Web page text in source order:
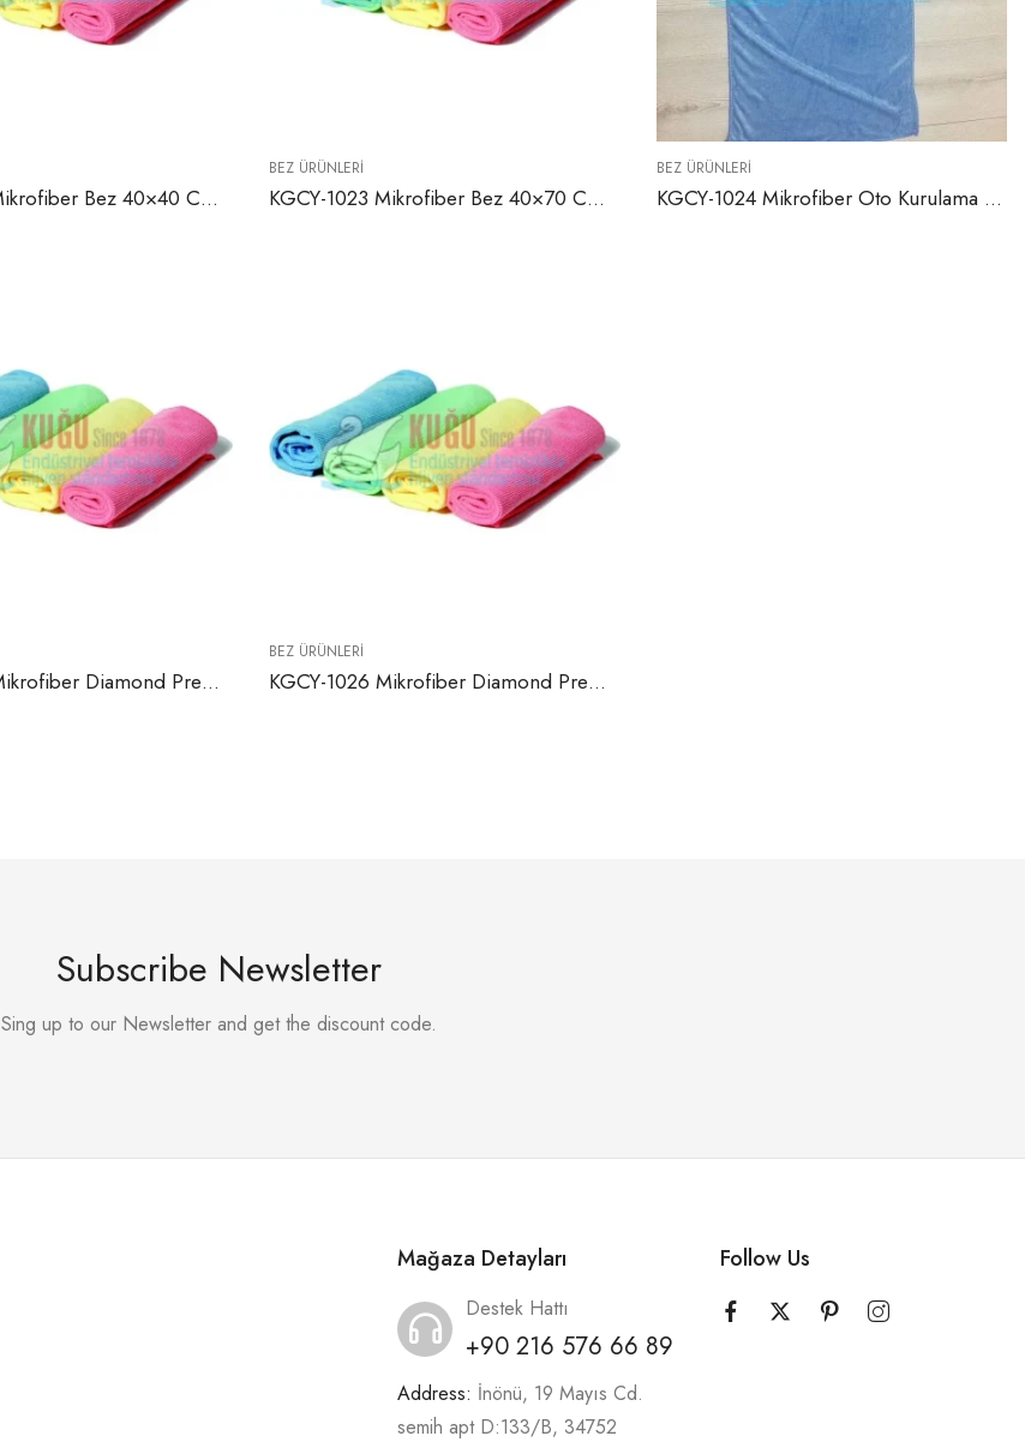
KGCY-1022 Mikrofiber Bez 40×40 Cm (Sarı, Kırmızı, Yeşil, Mavi ve Pembe Renklerde)
BEZ ÜRÜNLERI
KGCY-1023 Mikrofiber Bez 40×70 Cm (Sarı, Kırmızı, Yeşil, Mavi ve Pembe Renklerde)
BEZ ÜRÜNLERI
KGCY-1024 Mikrofiber Oto Kurulama Bezi 50×70 Cm
KGCY-1025 Mikrofiber Diamond Premium Bez 40×40 Cm (Sarı, Kırmızı, Yeşil, Mavi ve Pembe Renklerde)
BEZ ÜRÜNLERI
KGCY-1026 Mikrofiber Diamond Premium Bez 50×70 Cm (Sarı, Kırmızı, Yeşil, Mavi ve Pembe Renklerde)
Subscribe Newsletter
Sing up to our Newsletter and get the discount code.
Mağaza Detayları
Destek Hattı
+90 216 576 66 89
Address: İnönü, 19 Mayıs Cd.
semih apt D:133/B, 34752
Follow Us